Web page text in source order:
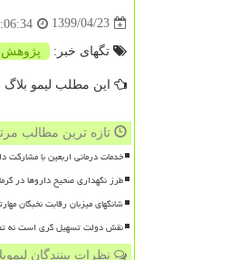
1399/04/23
تگهای خبر: پژوهش
این مطلب لیمو بلاگ
تازه ترین مطالب
خدمات درمانی اربعین با مشارکت
طرز نگهداری صحیح داروها در
شانگهای میزبان رقابت نخبگان مهارتی
نقش دولت تسهیل گری است نه
نظرات بینندگان